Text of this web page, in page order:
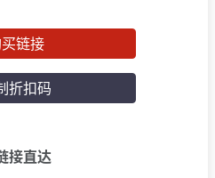
链接
折扣码
接直达